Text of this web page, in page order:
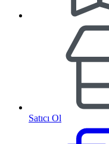
Satıcı Ol